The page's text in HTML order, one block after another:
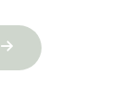
"পশ্চিমবঙ্গের